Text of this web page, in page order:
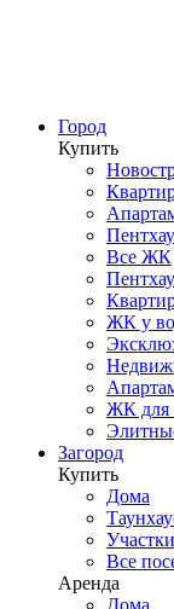
Город
Купить
Все ЖК
ЖК у
ЖК для
Загород
Купить
Дома
Участки
Все
Аренда
Дома